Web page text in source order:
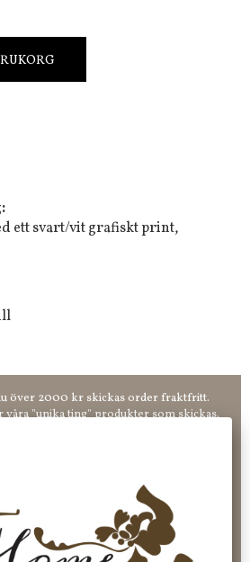
ett svart/vit grafiskt print,
över 2000 kr skickas order fraktfritt.
"unika ting" produkter som skickas.
du vill betala mellan alla Klarnas
även välja PAYSON betalningstjänst.
efter att ha snabba leveranser!
Du tittar in hos Jb Home!